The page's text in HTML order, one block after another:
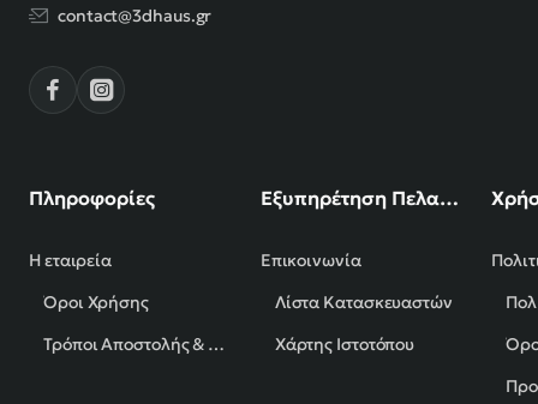
contact@3dhaus.gr
Πληροφορίες
Η εταιρεία
Όροι Χρήσης
Τρόποι Αποστολής & Πληρωμής
Εξυπηρέτηση Πελατών
Επικοινωνία
Λίστα Κατασκευαστών
Χάρτης Ιστοτόπου